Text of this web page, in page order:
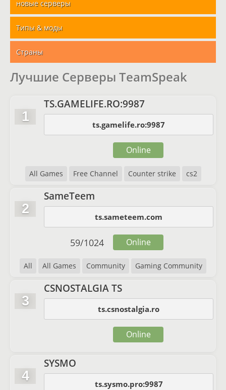
новые серверы
Типы & моды
Страны
Лучшие Серверы TeamSpeak
1
TS.GAMELIFE.RO:9987
ts.gamelife.ro:9987
All Games Free Channel Counter strike cs2
Online
2
SameTeem
ts.sameteem.com
All All Games Community Gaming Community
59/1024 Online
3
CSNOSTALGIA TS
ts.csnostalgia.ro
Online
4
SYSMO
ts.sysmo.pro:9987